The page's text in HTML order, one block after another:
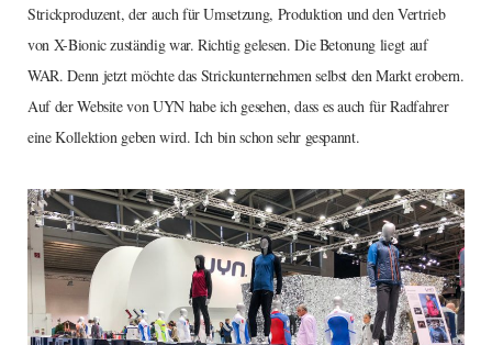
Strickproduzent, der auch für Umsetzung, Produktion und den Vertrieb
von X-Bionic zuständig war. Richtig gelesen. Die Betonung liegt auf
WAR. Denn jetzt möchte das Strickunternehmen selbst den Markt erobern.
Auf der Website von UYN habe ich gesehen, dass es auch für Radfahrer
eine Kollektion geben wird. Ich bin schon sehr gespannt.